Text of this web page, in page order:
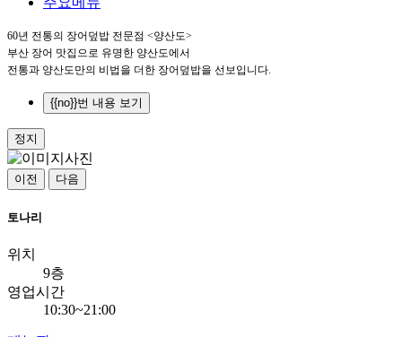
60년 전통의 장어덮밥 전문점 <양산도>
부산 장어 맛집으로 유명한 양산도에서
전통과 양산도만의 비법을 더한 장어덮밥을 선보입니다.
{{no}}번 내용 보기
정지
이전 다음
토나리
위치
9층
영업시간
10:30~21:00